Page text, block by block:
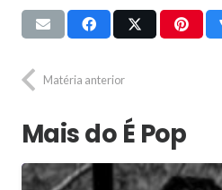
Matéria anterior
Mais do É Pop